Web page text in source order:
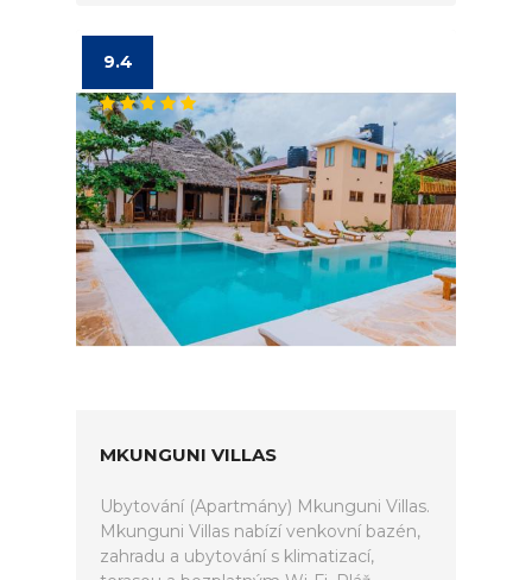
9.4
MKUNGUNI VILLAS
Ubytování (Apartmány) Mkunguni Villas.
Mkunguni Villas nabízí venkovní bazén,
zahradu a ubytování s klimatizací,